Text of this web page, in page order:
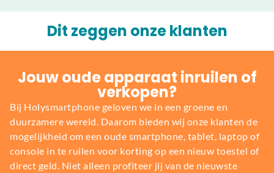
Dit zeggen onze klanten
Jouw oude apparaat inruilen of
verkopen?
Bij Holysmartphone geloven we in een groene en
duurzamere wereld. Daarom bieden wij onze klanten de
mogelijkheid om een oude smartphone, tablet, laptop of
console in te ruilen voor korting op een nieuw toestel of
direct geld. Niet alleen profiteer jij van de nieuwste